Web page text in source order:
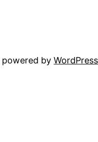
powered by WordPress